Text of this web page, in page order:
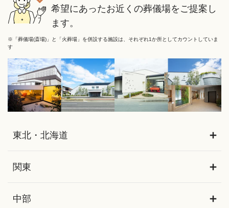
希望にあったお近くの葬儀場をご提案し
ます。
※「葬儀場(斎場)」と「火葬場」を併設する施設は、それぞれ1か所としてカウントしていま
す
東北・北海道
関東
中部